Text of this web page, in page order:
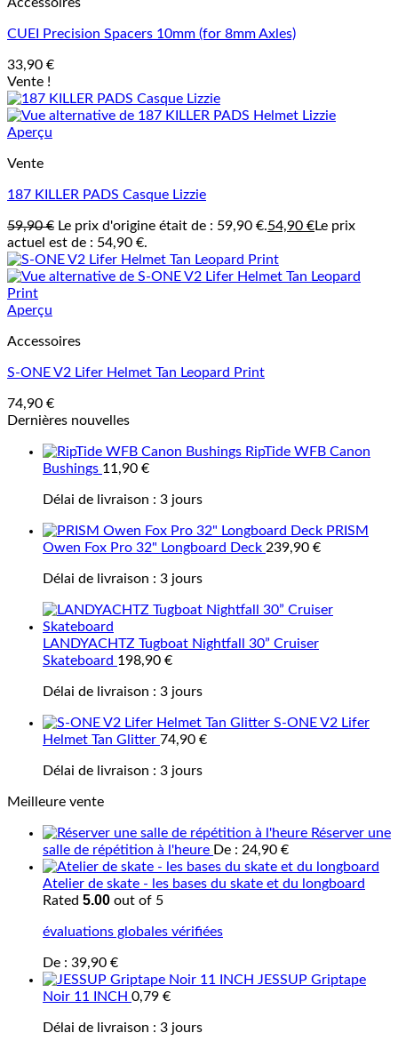
CUEI Precision Spacers 10mm (for 8mm Axles)
33,90 €
Vente !
Aperçu
Vente
187 KILLER PADS Casque Lizzie
59,90€ Le prix d'origine était de : 59,90 €.54,90 €Le prix
actuel est de : 54,90 €.
Aperçu
Accessoires
S-ONE V2 Lifer Helmet Tan Leopard Print
74,90 €
Dernières nouvelles
RipTide WFB Canon
Bushings 11,90 €
Délai de livraison : 3 jours
PRISM
Owen Fox Pro 32" Longboard Deck 239,90 €
Délai de livraison : 3 jours
LANDYACHTZ Tugboat Nightfall 30” Cruiser
Skateboard 198,90 €
Délai de livraison : 3 jours
S-ONE V2 Lifer
Helmet Tan Glitter 74,90 €
Délai de livraison : 3 jours
Meilleure vente
Réserver une
salle de répétition à l'heure De : 24,90 €
Atelier de skate - les bases du skate et du longboard
Rated 5.00 out of 5
évaluations globales vérifiées
De : 39,90 €
JESSUP Griptape
Noir 11 INCH 0,79 €
Délai de livraison : 3 jours